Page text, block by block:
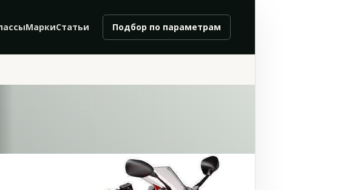
МаркиСтатьи Подбор по параметрам